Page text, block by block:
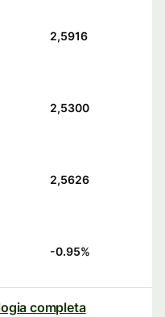
2,5916
2,5300
2,5626
-0.95%
completa